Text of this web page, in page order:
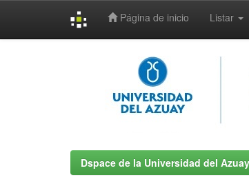
Página de inicio Listar
Dspace de la Universidad del Azuay